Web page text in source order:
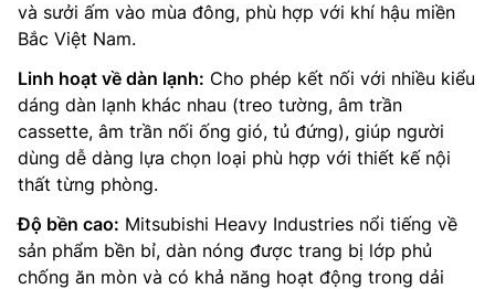
và sưởi ấm vào mùa đông, phù hợp với khí hậu miền
Bắc Việt Nam.
Linh hoạt về dàn lạnh: Cho phép kết nối với nhiều kiểu
dáng dàn lạnh khác nhau (treo tường, âm trần
cassette, âm trần nối ống gió, tủ đứng), giúp người
dùng dễ dàng lựa chọn loại phù hợp với thiết kế nội
thất từng phòng.
Độ bền cao: Mitsubishi Heavy Industries nổi tiếng về
sản phẩm bền bỉ, dàn nóng được trang bị lớp phủ
chống ăn mòn và có khả năng hoạt động trong dải